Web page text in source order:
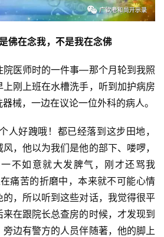
佛在念我，不是我在念佛
院医师时的一件事—那个月轮到我照
刚上班在水槽洗手，听到加护病房
械，一边在议论一位外科的病人。
人好跩哦！都已经落到这步田地，
，他以为我们是他的部下、喽啰，
不如意就大发脾气，刚才还骂我
痛苦的折磨中，本来就不可能心情
，所以听到这些对话，我觉得很平
在跟院长总查房的时候，才发现到
边有警方的人员伴随著，他的脚上